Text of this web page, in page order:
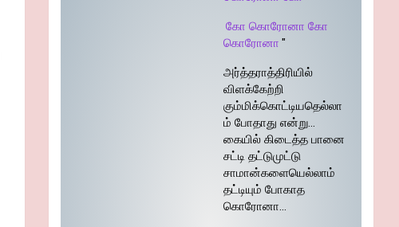
கோ கொரோனா கோ
கொரோனா "
அர்த்தராத்திரியில்
விளக்கேற்றி
கும்மிக்கொட்டியதெல்லா
ம் போதாது என்று…
கையில் கிடைத்த பானை
சட்டி தட்டுமுட்டு
சாமான்களையெல்லாம்
தட்டியும் போகாத
கொரோனா…